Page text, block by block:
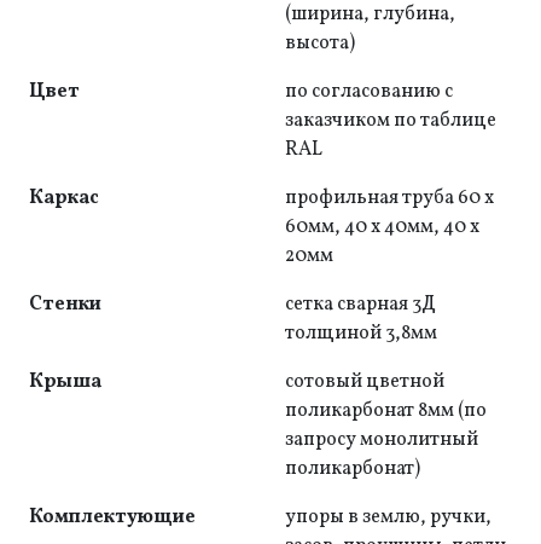
(ширина, глубина,
высота)
Цвет
по согласованию с
заказчиком по таблице
RAL
Каркас
профильная труба 60 х
60мм, 40 х 40мм, 40 х
20мм
Стенки
сетка сварная 3Д
толщиной 3,8мм
Крыша
сотовый цветной
поликарбонат 8мм (по
запросу монолитный
поликарбонат)
Комплектующие
упоры в землю, ручки,